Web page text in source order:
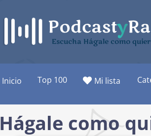
Escucha Hágale como
Inicio Top 100 Mi lista
Hágale como